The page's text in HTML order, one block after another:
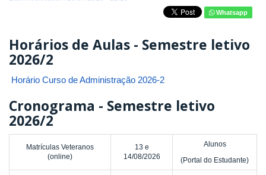
Whatsapp
Horários de Aulas - Semestre letivo
2026/2
Horário Curso de Administração 2026-2
Cronograma - Semestre letivo
2026/2
Matrículas Veteranos
(online)
13 e
14/08/2026
Alunos
(Portal do Estudante)